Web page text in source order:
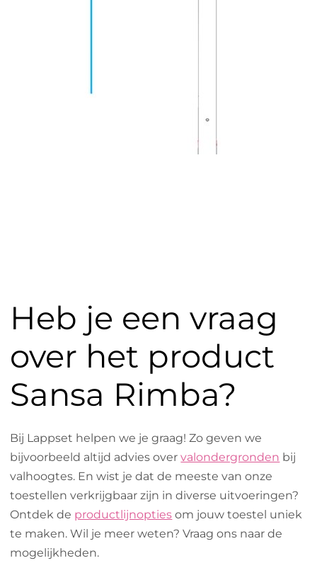
Heb je een vraag
over het product
Sansa Rimba?
Bij Lappset helpen we je graag! Zo geven we
bijvoorbeeld altijd advies overvalondergronden bij
valhoogtes. En wist je dat de meeste van onze
toestellen verkrijgbaar zijn in diverse uitvoeringen?
Ontdek de productlijnopties om jouw toestel uniek
te maken. Wil je meer weten? Vraag ons naar de
mogelijkheden.